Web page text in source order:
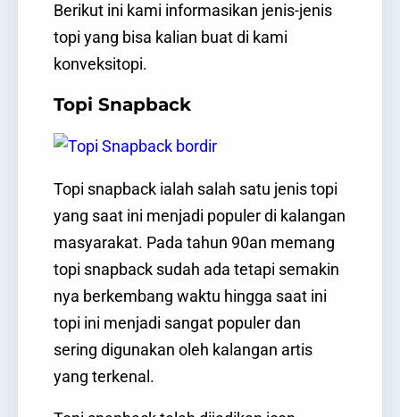
Berikut ini kami informasikan jenis-jenis
topi yang bisa kalian buat di kami
konveksitopi.
Topi Snapback
Topi snapback ialah salah satu jenis topi
yang saat ini menjadi populer di kalangan
masyarakat. Pada tahun 90an memang
topi snapback sudah ada tetapi semakin
nya berkembang waktu hingga saat ini
topi ini menjadi sangat populer dan
sering digunakan oleh kalangan artis
yang terkenal.